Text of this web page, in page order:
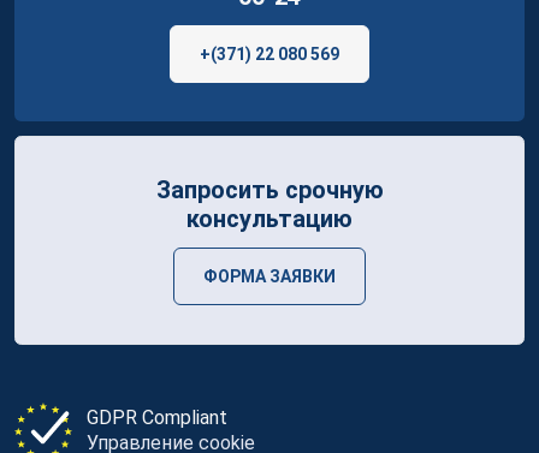
GDPR Compliant
Управление cookie
+(371) 22 080 569
Запросить срочную
консультацию
ФОРМА ЗАЯВКИ